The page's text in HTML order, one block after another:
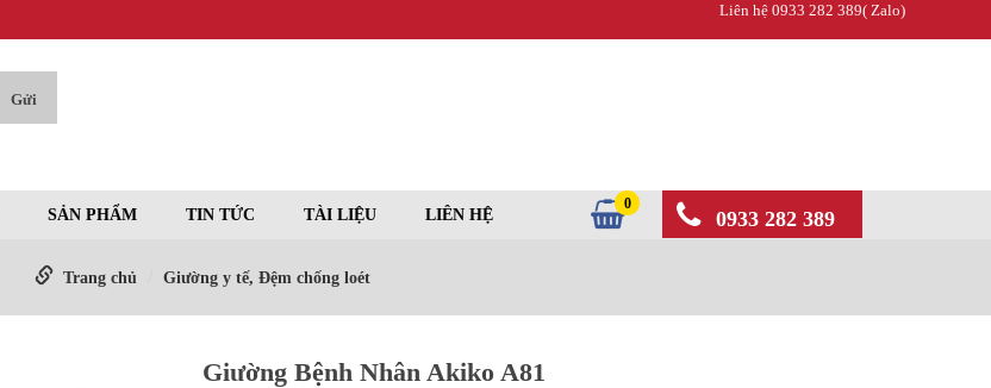
Liên hệ 0933 282 389( Zalo)
SẢN PHẨM TIN TỨC TÀI LIỆU LIÊN HỆ
0
0933 282 389
Trang chủ Giường y tế, Đệm chống loét
Giường Bệnh Nhân Akiko A81